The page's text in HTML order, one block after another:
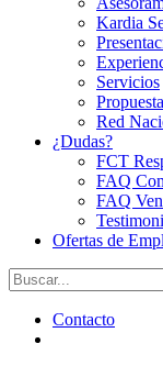
Kardia
Servicios
Red
¿Dudas?
FCT
FAQ
FAQ
Ofertas de
Contacto